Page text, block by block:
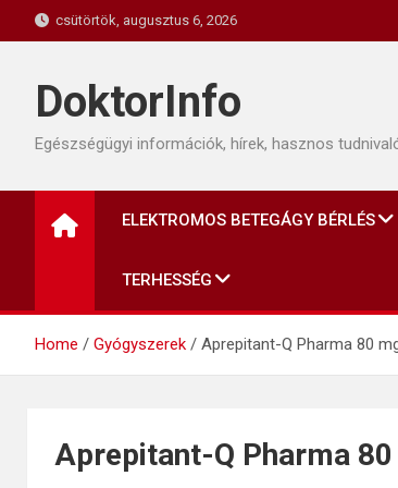
to
csütörtök, augusztus 6, 2026
DoktorInfo
Egészségügyi információk, hírek, hasznos
ELEKTROMOS BETEGÁGY BÉRLÉS
TERHESSÉG
Home Gyógyszerek Aprepitant-Q Pharma 80
Aprepitant-Q Pharma